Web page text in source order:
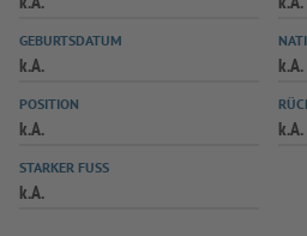
GEBURTSDATUM
k.A. k.A.
POSITION
k.A. k.A.
STARKER FUSS
k.A.